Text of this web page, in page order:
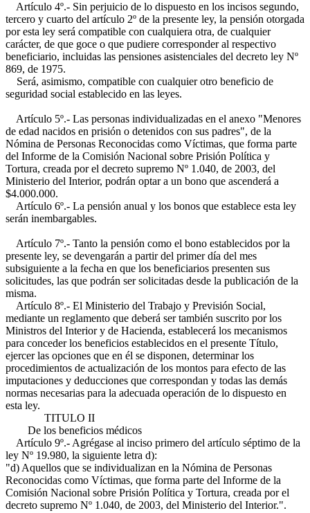
Artículo 4º.- Sin perjuicio de lo dispuesto en los incisos segundo,
tercero y cuarto del artículo 2º de la presente ley, la pensión otorgada
por esta ley será compatible con cualquiera otra, de cualquier
carácter, de que goce o que pudiere corresponder al respectivo
beneficiario, incluidas las pensiones asistenciales del decreto ley Nº
869, de 1975.
Será, asimismo, compatible con cualquier otro beneficio de
seguridad social establecido en las leyes.
Artículo 5º.- Las personas individualizadas en el anexo "Menores
de edad nacidos en prisión o detenidos con sus padres", de la
Nómina de Personas Reconocidas como Víctimas, que forma parte
del Informe de la Comisión Nacional sobre Prisión Política y
Tortura, creada por el decreto supremo Nº 1.040, de 2003, del
Ministerio del Interior, podrán optar a un bono que ascenderá a
$4.000.000.
Artículo 6º.- La pensión anual y los bonos que establece esta ley
serán inembargables.
Artículo 7º.- Tanto la pensión como el bono establecidos por la
presente ley, se devengarán a partir del primer día del mes
subsiguiente a la fecha en que los beneficiarios presenten sus
solicitudes, las que podrán ser solicitadas desde la publicación de la
misma.
Artículo 8º.- El Ministerio del Trabajo y Previsión Social,
mediante un reglamento que deberá ser también suscrito por los
Ministros del Interior y de Hacienda, establecerá los mecanismos
para conceder los beneficios establecidos en el presente Título,
ejercer las opciones que en él se disponen, determinar los
procedimientos de actualización de los montos para efecto de las
imputaciones y deducciones que correspondan y todas las demás
normas necesarias para la adecuada operación de lo dispuesto en
esta ley.
TITULO II
De los beneficios médicos
Artículo 9º.- Agrégase al inciso primero del artículo séptimo de la
ley Nº 19.980, la siguiente letra d):
"d) Aquellos que se individualizan en la Nómina de Personas
Reconocidas como Víctimas, que forma parte del Informe de la
Comisión Nacional sobre Prisión Política y Tortura, creada por el
decreto supremo Nº 1.040, de 2003, del Ministerio del Interior.".